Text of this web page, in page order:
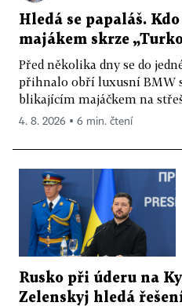
Hledá se papaláš.
majákem skrze
Před několika dny se do
přihnalo obří luxusní BMW
blikajícím majáčkem na
4. 8. 2026 ▪ 6 min. čtení
Rusko při úderu na
Zelenskyj hledá